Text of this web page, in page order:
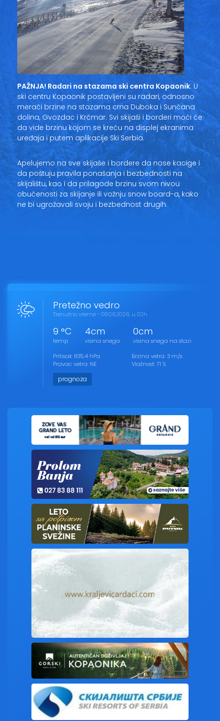
PAŽNJA! Radari na stazama ski centra Kopaonik: U
ski centru Kopaonik postavljeni su radari, odnosno
merači brzine na stazama crna Duboka i Sunčana
dolina, Gvozdac i Krčmar. Svi skijaši i borderi moći će
da vide brzinu kojom se kreću na displej ekranima
uređaja i putem aplikacije Ski Serbia.
Apelujemo na sve skijaše i bordere da nose kacige i
da poštuju pravila ponašanja i bezbednosti na
skijalištu, kao i da prilagode brzinu svom nivou
obučenosti za skijanje ili vožnju snow board-a, kako
ne bi ugrožavali svoju i bezbednost drugih.
Pretežno vedro
Trenutno vreme - 08.06.2026. u 02h
9 °C
temp.
4cm
visina snega
0cm
visina snega na stazi
Pritisak: 835.4 hPa
Pravac vetra: NE
Brzina vetra: 3 m/s
Vlažnost: 71 %
prognoza